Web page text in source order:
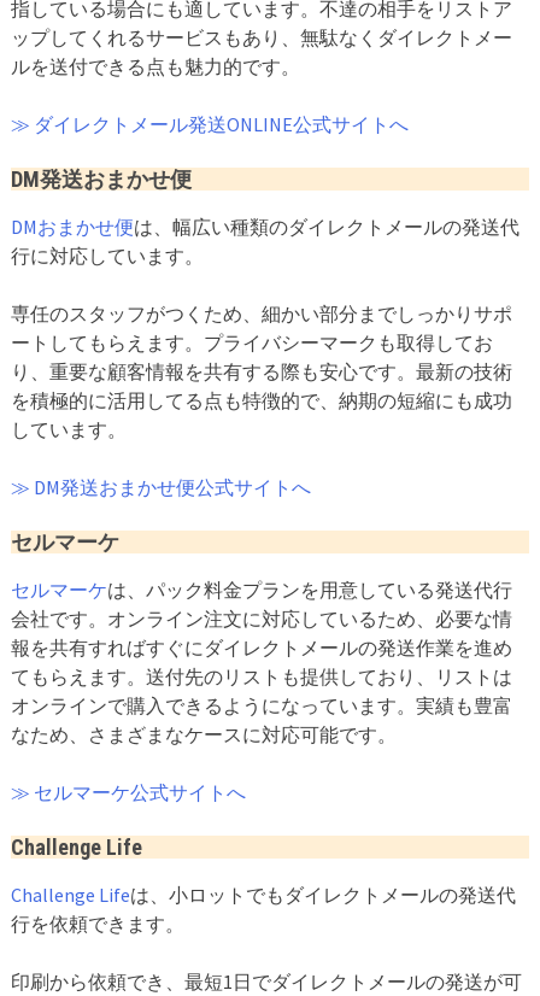
指している場合にも適しています。不達の相手をリストア
ップしてくれるサービスもあり、無駄なくダイレクトメー
ルを送付できる点も魅力的です。
≫ ダイレクトメール発送ONLINE公式サイトへ
DM発送おまかせ便
DMおまかせ便は、幅広い種類のダイレクトメールの発送代
行に対応しています。
専任のスタッフがつくため、細かい部分までしっかりサポ
ートしてもらえます。プライバシーマークも取得してお
り、重要な顧客情報を共有する際も安心です。最新の技術
を積極的に活用してる点も特徴的で、納期の短縮にも成功
しています。
≫ DM発送おまかせ便公式サイトへ
セルマーケ
セルマーケは、パック料金プランを用意している発送代行
会社です。オンライン注文に対応しているため、必要な情
報を共有すればすぐにダイレクトメールの発送作業を進め
てもらえます。送付先のリストも提供しており、リストは
オンラインで購入できるようになっています。実績も豊富
なため、さまざまなケースに対応可能です。
≫ セルマーケ公式サイトへ
Challenge Life
Challenge Lifeは、小ロットでもダイレクトメールの発送代
行を依頼できます。
印刷から依頼でき、最短1日でダイレクトメールの発送が可